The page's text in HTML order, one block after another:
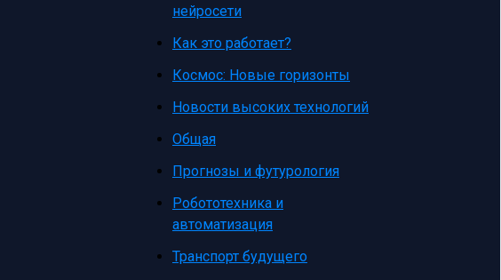
нейросети
Как это работает?
Космос: Новые горизонты
Новости высоких технологий
Общая
Прогнозы и футурология
Робототехника и
автоматизация
Транспорт будущего